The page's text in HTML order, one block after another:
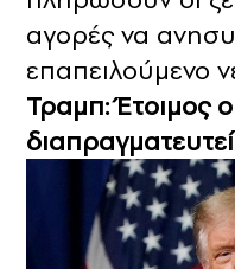
αγορές να
επαπειλούμενο
Τραμπ: Έτοιμος